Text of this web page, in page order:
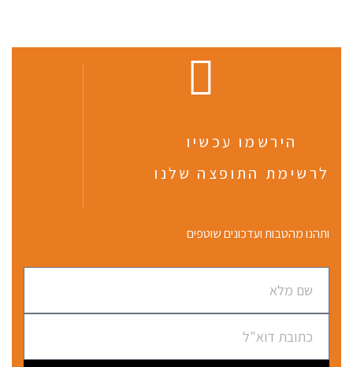
הירשמו עכשיו
לרשימת התופצה שלנו
ותהנו מהטבות ועדכונים שוטפים